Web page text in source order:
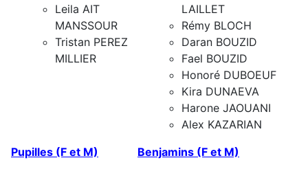
Leila AIT
MANSSOUR
Tristan PEREZ
MILLIER
LAILLET
Rémy BLOCH
Daran BOUZID
Fael BOUZID
Honoré DUBOEUF
Kira DUNAEVA
Harone JAOUANI
Alex KAZARIAN
Pupilles (F et M)
Benjamins (F et M)